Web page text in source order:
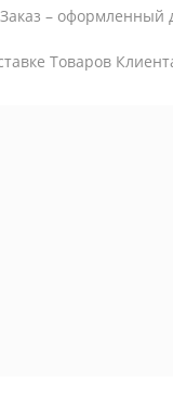
–
Товаров